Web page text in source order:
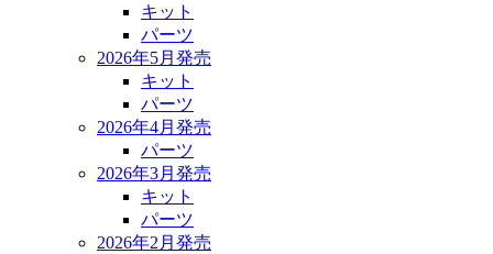
キット
パーツ
2026年5月発売
キット
パーツ
2026年4月発売
パーツ
2026年3月発売
キット
パーツ
2026年2月発売